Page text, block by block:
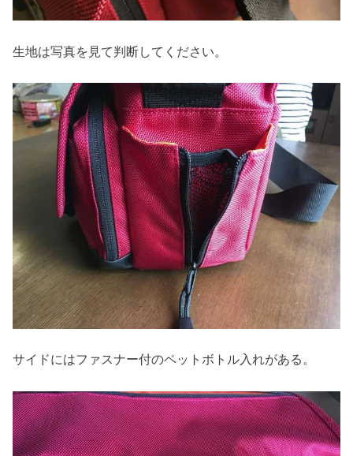
生地は写真を見て判断してください。
サイドにはファスナー付のペットボトル入れがある。